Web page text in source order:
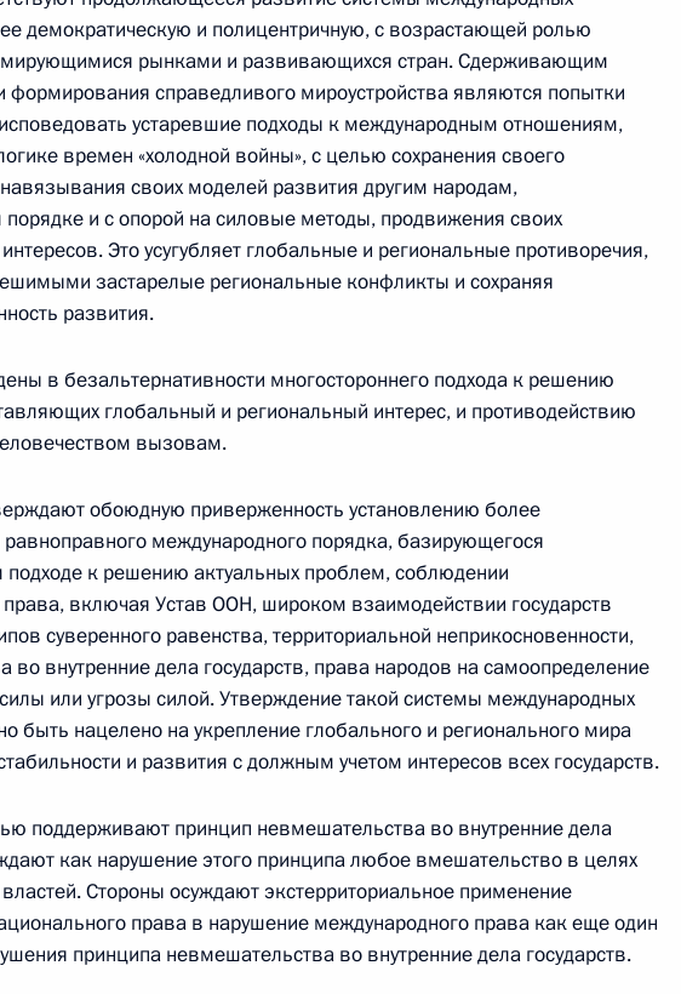
Союза
России
19:00
Телефонный разговор
с Президентом Бразилии Луисом
Инасио Лулой да Силвой
4 августа 2026 года, 17:30
директором
Павлом
14:10
Встреча с губернатором
Красноярского края Михаилом
3 августа 2026 года, 17:00
Президента России
рабочей группы
по повышению эффективности
сохранения объектов
культурного наследия,
находящихся
демократическую и полицентричную, с возрастающей ролью
рынками и развивающихся стран. Сдерживающим
формирования справедливого мироустройства являются попытки
исповедовать устаревшие подходы к международным отношениям,
времен «холодной войны», с целью сохранения своего
своих моделей развития другим народам,
порядке и с опорой на силовые методы, продвижения своих
Это усугубляет глобальные и региональные противоречия,
застарелые региональные конфликты и сохраняя
развития.
в безальтернативности многостороннего подхода к решению
глобальный и региональный интерес, и противодействию
вызовам.
обоюдную приверженность установлению более
международного порядка, базирующегося
подходе к решению актуальных проблем, соблюдении
включая Устав ООН, широком взаимодействии государств
суверенного равенства, территориальной неприкосновенности,
во внутренние дела государств, права народов на самоопределение
или угрозы силой. Утверждение такой системы международных
быть нацелено на укрепление глобального и регионального мира
и развития с должным учетом интересов всех государств.
поддерживают принцип невмешательства во внутренние дела
как нарушение этого принципа любое вмешательство в целях
Стороны осуждают экстерриториальное применение
права в нарушение международного права как еще один
принципа невмешательства во внутренние дела государств.